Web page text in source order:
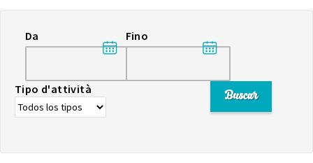
Da Fino
Tipo d'attività